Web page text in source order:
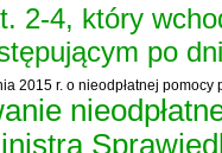
2-4, który
po
2015 r. o nieodpłatnej